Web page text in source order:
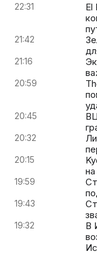
22:31
El
21:42
21:16
20:59
20:45
20:32
20:15
19:59
19:43
19:32
В